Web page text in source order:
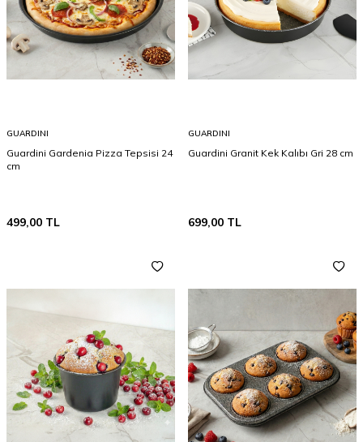
GUARDINI
Guardini Gardenia Pizza Tepsisi 24
cm
499,00 TL
GUARDINI
Guardini Granit Kek Kalıbı Gri 28 cm
699,00 TL